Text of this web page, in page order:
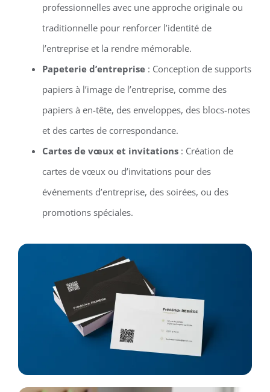
professionnelles avec une approche originale ou
traditionnelle pour renforcer l’identité de
l’entreprise et la rendre mémorable.
Papeterie d’entreprise: Conception de supports
papiers à l’image de l’entreprise, comme des
papiers à en-tête, des enveloppes, des blocs-notes
et des cartes de correspondance.
Cartes de vœux et invitations: Création de
cartes de vœux ou d’invitations pour des
événements d’entreprise, des soirées, ou des
promotions spéciales.